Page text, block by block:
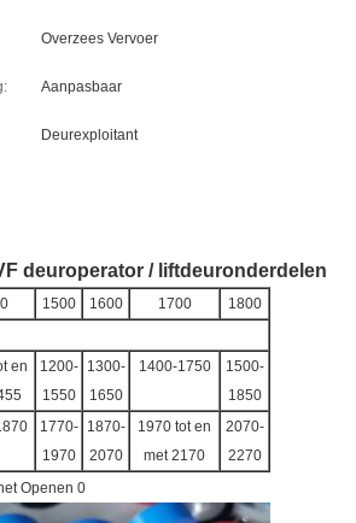
Overzees Vervoer
Aanpasbaar
Deurexploitant
deuroperator / liftdeuronderdelen
1500 1600 1700
1800
en
1200-
1550
1300-
1650
1400-1750
1500-
1850
1770-
1970
1870-
2070
1970 tot en
met 2170
2070-
2270